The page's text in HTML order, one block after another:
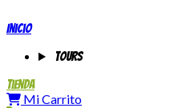
Inicio
Tours
Tienda
Mi Carrito